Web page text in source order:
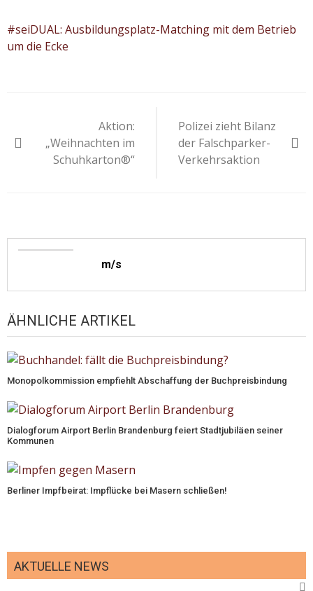
#seiDUAL: Ausbildungsplatz-Matching mit dem Betrieb
um die Ecke
Aktion:
„Weihnachten im
Schuhkarton®“
Polizei zieht Bilanz
der Falschparker-
Verkehrsaktion
m/s
ÄHNLICHE ARTIKEL
Monopolkommission empfiehlt Abschaffung der Buchpreisbindung
Dialogforum Airport Berlin Brandenburg feiert Stadtjubiläen seiner
Kommunen
Berliner Impfbeirat: Impflücke bei Masern schließen!
AKTUELLE NEWS